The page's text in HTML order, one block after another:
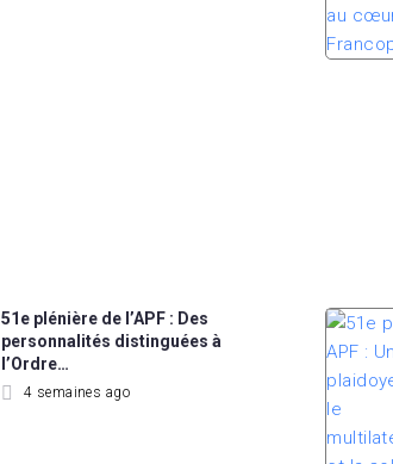
51e plénière de l’APF : Des
personnalités distinguées à
l’Ordre…
4 semaines ago